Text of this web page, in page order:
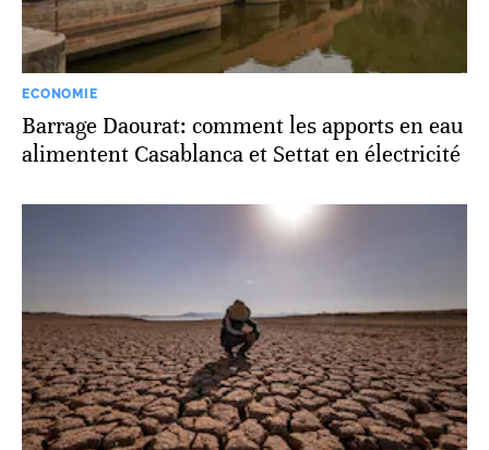
ECONOMIE
Barrage Daourat: comment les apports en eau
alimentent Casablanca et Settat en électricité